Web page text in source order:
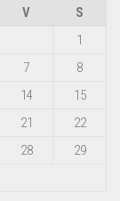
V
S
1
7
8
14
15
21
22
28
29